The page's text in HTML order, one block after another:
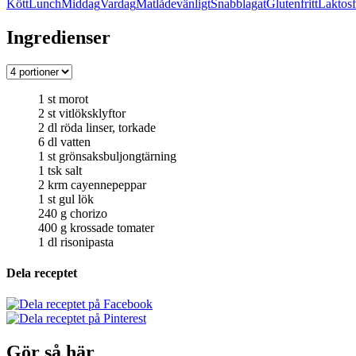
Kött LunchMiddagVardagMatlådevänligtSnabblagatGlutenfritt
Ingredienser
1 st morot
2 st vitlöksklyftor
2 dl röda linser, torkade
6 dl vatten
1 st grönsaksbuljongtärning
1 tsk salt
2 krm cayennepeppar
1 st gul lök
240 g chorizo
400 g krossade tomater
1 dl risonipasta
Dela receptet